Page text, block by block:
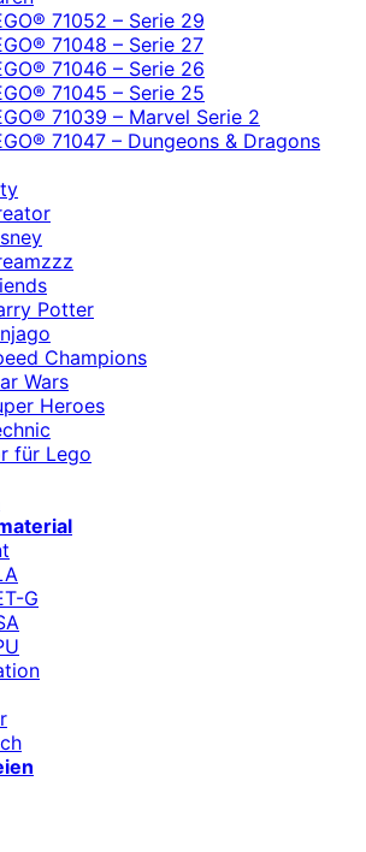
71052 – Serie 29
71048 – Serie 27
71046 – Serie 26
71045 – Serie 25
71039 – Marvel Serie 2
71047 – Dungeons & Dragons
Potter
Champions
Wars
Heroes
für Lego
G